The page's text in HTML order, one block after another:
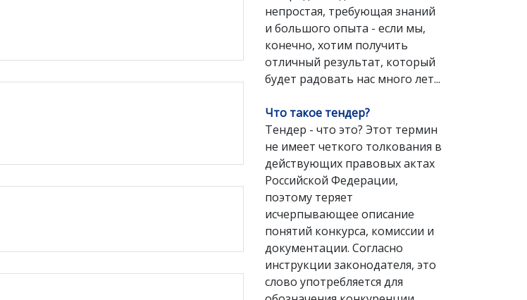
непростая, требующая знаний
и большого опыта - если мы,
конечно, хотим получить
отличный результат, который
будет радовать нас много лет...
Что такое тендер?
Тендер - что это? Этот термин
не имеет четкого толкования в
действующих правовых актах
Российской Федерации,
поэтому теряет
исчерпывающее описание
понятий конкурса, комиссии и
документации. Согласно
инструкции законодателя, это
слово употребляется для